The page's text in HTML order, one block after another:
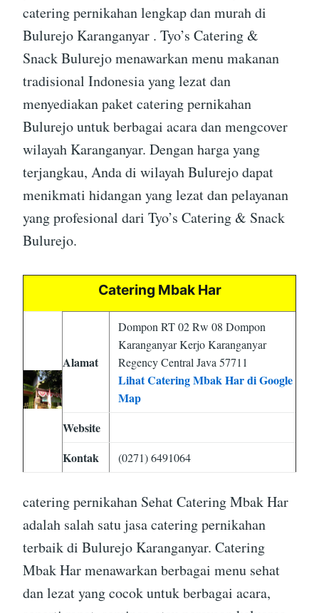
catering pernikahan lengkap dan murah di
Bulurejo Karanganyar . Tyo’s Catering &
Snack Bulurejo menawarkan menu makanan
tradisional Indonesia yang lezat dan
menyediakan paket catering pernikahan
Bulurejo untuk berbagai acara dan mengcover
wilayah Karanganyar. Dengan harga yang
terjangkau, Anda di wilayah Bulurejo dapat
menikmati hidangan yang lezat dan pelayanan
yang profesional dari Tyo’s Catering & Snack
Bulurejo.
Catering Mbak Har
Alamat
Dompon RT 02 Rw 08 Dompon
Karanganyar Kerjo Karanganyar
Regency Central Java 57711
Lihat Catering Mbak Har di Google
Map
Website
Kontak
(0271) 6491064
catering pernikahan Sehat Catering Mbak Har
adalah salah satu jasa catering pernikahan
terbaik di Bulurejo Karanganyar. Catering
Mbak Har menawarkan berbagai menu sehat
dan lezat yang cocok untuk berbagai acara,